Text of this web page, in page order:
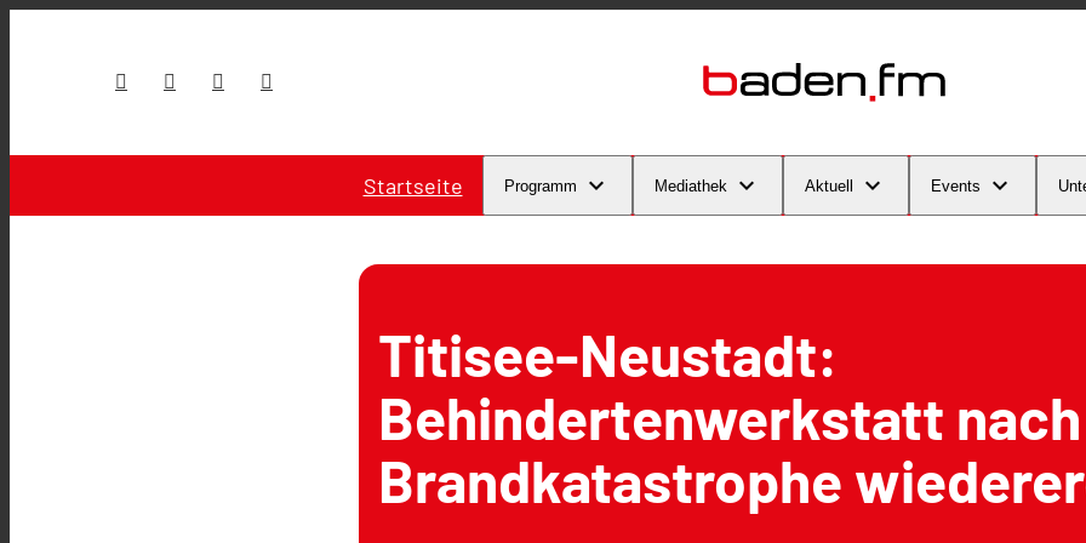
Startseite Programm Mediathek Aktuell Events
Titisee-Neustadt:
Behindertenwerkstatt
Brandkatastrophe